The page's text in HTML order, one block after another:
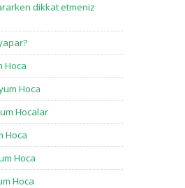
dikkat etmeniz
Hoca
Hoca
Hocalar
Hoca
Hoca
Hoca